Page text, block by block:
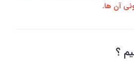
آن‌ ها.
؟